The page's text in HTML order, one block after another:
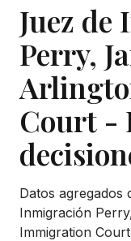
Juez
Perry,
Court -
Datos agregados
Inmigración
Immigration